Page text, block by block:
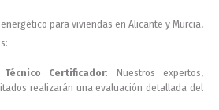
para viviendas en Alicante y Murcia,
Certificador: Nuestros expertos,
realizarán una evaluación detallada del